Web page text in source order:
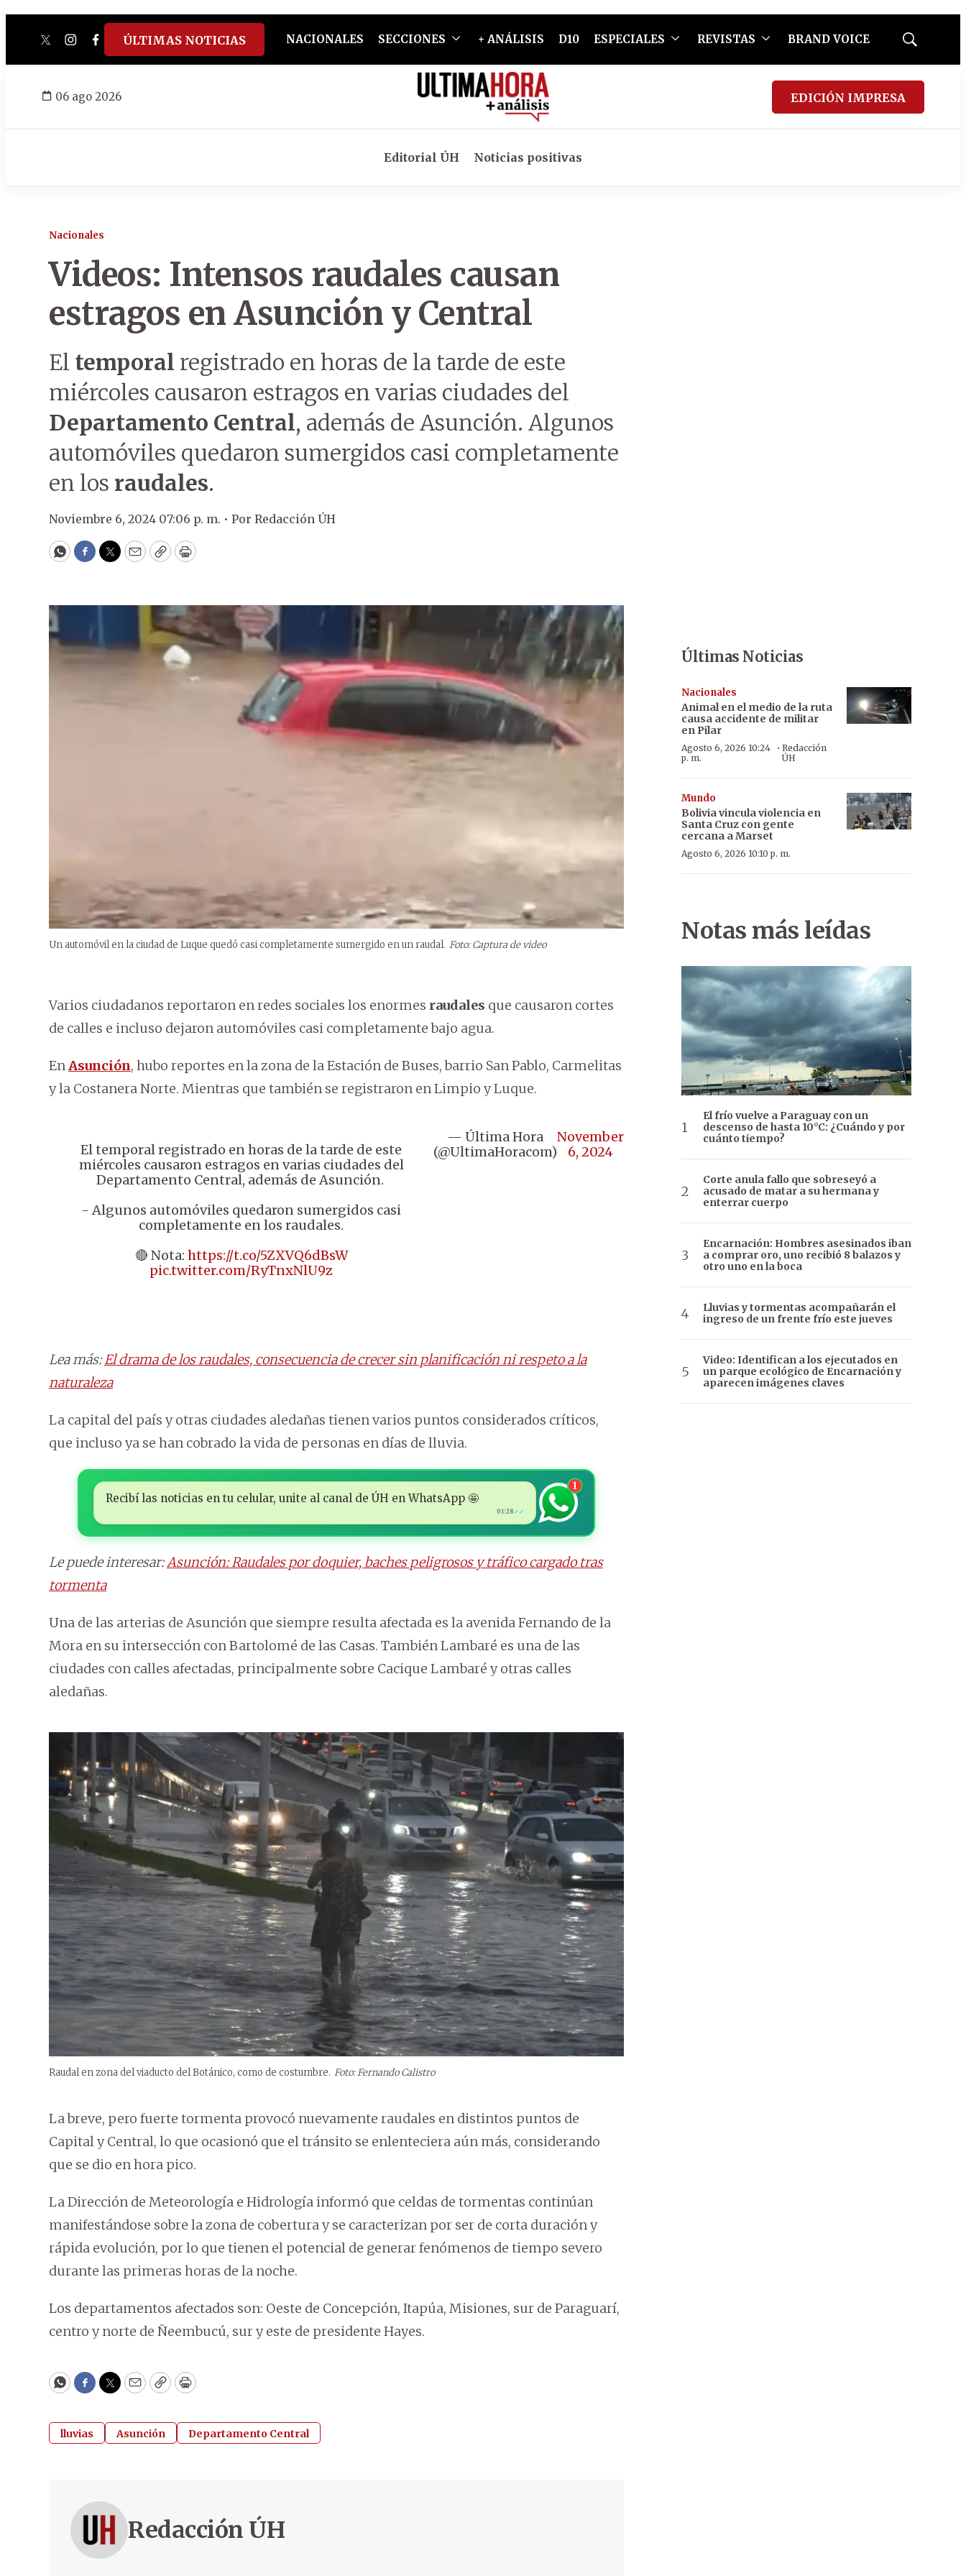
twitterinstagram
facebook
tiktokyoutube
spotify
ÚLTIMAS NOTICIAS NACIONALES SECCIONES + ANÁLISIS D10 ESPECIALES REVISTAS BRAND VOICE
Mostrar
06 ago 2026 EDICIÓN IMPRESA
Editorial ÚH Noticias positivas
Nacionales
Videos: Intensos raudales causan
estragos en Asunción y Central
El temporal registrado en horas de la tarde de este
miércoles causaron estragos en varias ciudades del
Departamento Central, además de Asunción. Algunos
automóviles quedaron sumergidos casi completamente
en los raudales.
Noviembre 6, 2024 07:06 p. m. • Por Redacción ÚH
WhatsApp
Facebook
Twitter
EmailCopyPrint
Un automóvil en la ciudad de Luque quedó casi completamente sumergido en un raudal. Foto: Captura de video
Varios ciudadanos reportaron en redes sociales los enormes raudales que causaron cortes
de calles e incluso dejaron automóviles casi completamente bajo agua.
EnAsunción, hubo reportes en la zona de la Estación de Buses, barrio San Pablo, Carmelitas
y la Costanera Norte. Mientras que también se registraron en Limpio y Luque.
El temporal registrado en horas de la tarde de este
miércoles causaron estragos en varias ciudades del
Departamento Central, además de Asunción.
- Algunos automóviles quedaron sumergidos casi
completamente en los raudales.
🔴 Nota: https://t.co/5ZXVQ6dBsW
pic.twitter.com/RyTnxNlU9z
— Última Hora
(@UltimaHoracom)
November
6, 2024
Lea más:El drama de los raudales, consecuencia de crecer sin planificación ni respeto a la
naturaleza
La capital del país y otras ciudades aledañas tienen varios puntos considerados críticos,
que incluso ya se han cobrado la vida de personas en días de lluvia.
Recibí las noticias en tu celular, unite al canal de ÚH en WhatsApp 🤩
01:28 ✓✓
1
Le puede interesar:Asunción: Raudales por doquier, baches peligrosos y tráfico cargado tras
tormenta
Una de las arterias de Asunción que siempre resulta afectada es la avenida Fernando de la
Mora en su intersección con Bartolomé de las Casas. También Lambaré es una de las
ciudades con calles afectadas, principalmente sobre Cacique Lambaré y otras calles
aledañas.
Raudal en zona del viaducto del Botánico, como de costumbre. Foto: Fernando Calistro
La breve, pero fuerte tormenta provocó nuevamente raudales en distintos puntos de
Capital y Central, lo que ocasionó que el tránsito se enlenteciera aún más, considerando
que se dio en hora pico.
La Dirección de Meteorología e Hidrología informó que celdas de tormentas continúan
manifestándose sobre la zona de cobertura y se caracterizan por ser de corta duración y
rápida evolución, por lo que tienen el potencial de generar fenómenos de tiempo severo
durante las primeras horas de la noche.
Los departamentos afectados son: Oeste de Concepción, Itapúa, Misiones, sur de Paraguarí,
centro y norte de Ñeembucú, sur y este de presidente Hayes.
WhatsApp
Facebook
Twitter
EmailCopyPrint
lluvias Asunción Departamento Central
Redacción ÚH
Últimas Noticias
Nacionales
Animal en el medio de la ruta
causa accidente de militar
en Pilar
Agosto 6, 2026 10:24
p. m.
· Redacción
ÚH
Mundo
Bolivia vincula violencia en
Santa Cruz con gente
cercana a Marset
Agosto 6, 2026 10:10 p. m.
Notas más leídas
El frío vuelve a Paraguay con un
descenso de hasta 10°C: ¿Cuándo y por
cuánto tiempo?
Corte anula fallo que sobreseyó a
acusado de matar a su hermana y
enterrar cuerpo
Encarnación: Hombres asesinados iban
a comprar oro, uno recibió 8 balazos y
otro uno en la boca
Lluvias y tormentas acompañarán el
ingreso de un frente frío este jueves
Video: Identifican a los ejecutados en
un parque ecológico de Encarnación y
aparecen imágenes claves